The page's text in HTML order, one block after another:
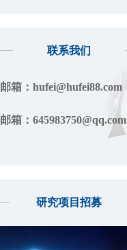
联系我们
邮箱：hufei@hufei88.com
邮箱：645983750@qq.com
研究项目招募